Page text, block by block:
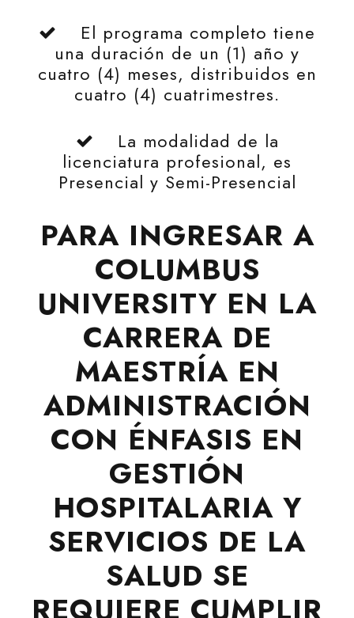
El programa completo tiene
una duración de un (1) año y
cuatro (4) meses, distribuidos en
cuatro (4) cuatrimestres.
La modalidad de la
licenciatura profesional, es
Presencial y Semi-Presencial
PARA INGRESAR A
COLUMBUS
UNIVERSITY EN LA
CARRERA DE
MAESTRÍA EN
ADMINISTRACIÓN
CON ÉNFASIS EN
GESTIÓN
HOSPITALARIA Y
SERVICIOS DE LA
SALUD SE